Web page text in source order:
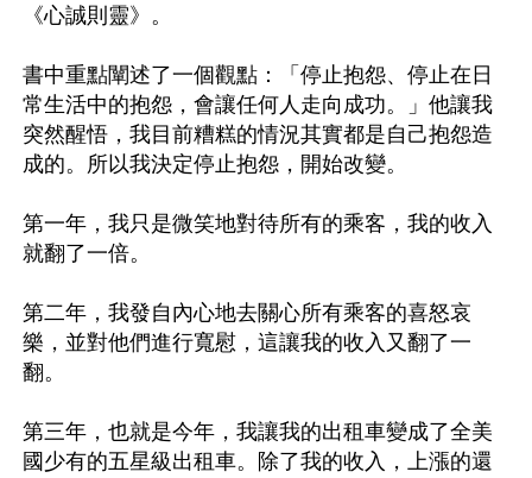
《心誠則靈》。
書中重點闡述了一個觀點：「停止抱怨、停止在日
常生活中的抱怨，會讓任何人走向成功。」他讓我
突然醒悟，我目前糟糕的情況其實都是自己抱怨造
成的。所以我決定停止抱怨，開始改變。
第一年，我只是微笑地對待所有的乘客，我的收入
就翻了一倍。
第二年，我發自內心地去關心所有乘客的喜怒哀
樂，並對他們進行寬慰，這讓我的收入又翻了一
翻。
第三年，也就是今年，我讓我的出租車變成了全美
國少有的五星級出租車。除了我的收入，上漲的還